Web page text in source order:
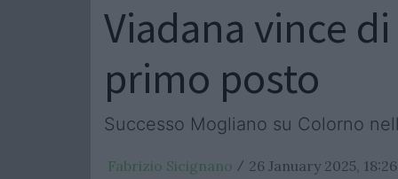
Viadana vince
primo posto
Successo Mogliano su Colorno
Fabrizio Sicignano / 26 January 2025, 18:26